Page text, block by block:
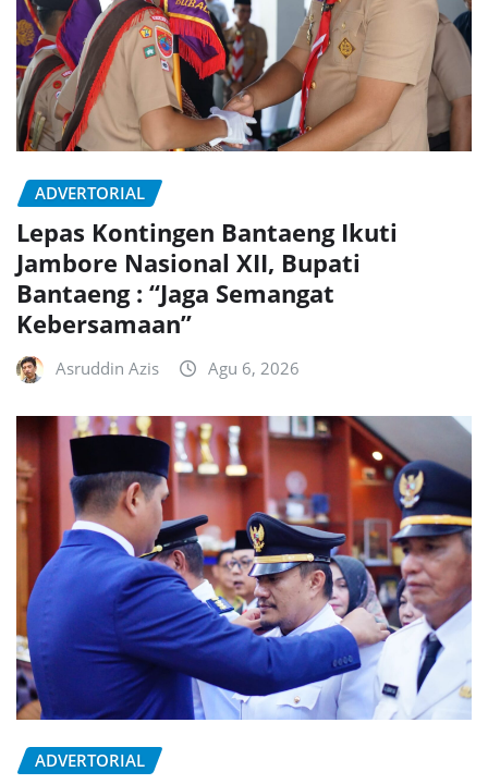
ADVERTORIAL
Lepas Kontingen Bantaeng Ikuti
Jambore Nasional XII, Bupati
Bantaeng : “Jaga Semangat
Kebersamaan”
Asruddin Azis Agu 6, 2026
ADVERTORIAL